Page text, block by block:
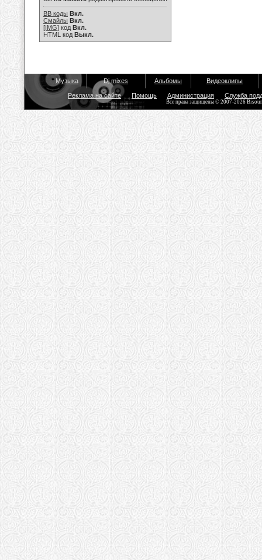
BB коды Вкл.
Смайлы Вкл.
[IMG] код Вкл.
HTML код Выкл.
Музыка Dj mixes Альбомы Видеоклипы
Реклама на сайте Помощь Администрация Служба
Все права защищены © 2007-2026